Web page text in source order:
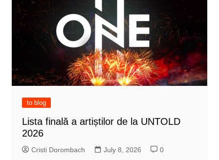
to blog
Lista finală a artiștilor de la UNTOLD
2026
Cristi Dorombach July 8, 2026 0